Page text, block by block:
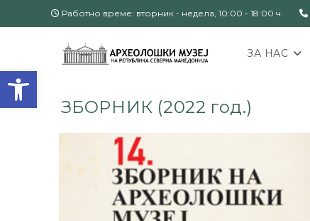
Open toolbar
Работно време: вторник - недела, 10:00 - 18:00 ч.
ЗА НАС
ЗБОРНИК (2022 год.)